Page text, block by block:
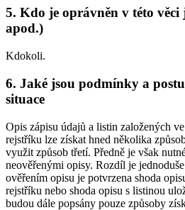
5. Kdo je oprávněn v této věci
apod.)
Kdokoli.
6. Jaké jsou podmínky a
situace
Opis zápisu údajů a listin založených
rejstříku lze získat hned několika
využit způsob třetí. Předně je však
neověřenými opisy. Rozdíl je
ověřením opisu je potvrzena shoda
rejstříku nebo shoda opisu s listinou
budou dále popsány pouze způsoby